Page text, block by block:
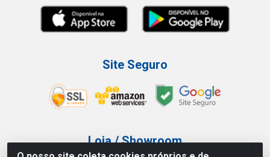
Site Seguro
Loja / Showroom